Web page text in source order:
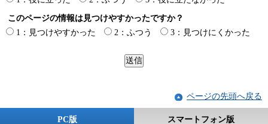
このページの情報は見つけやすかったですか？
1：見つけやすかった
2：ふつう 3：見つけにくかった
ページの先頭へ戻る
PC版 スマートフォン版